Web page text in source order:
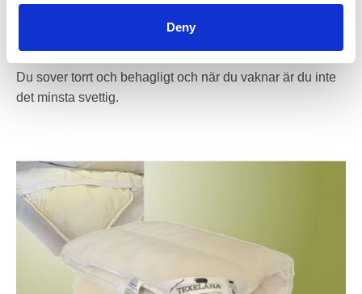
Deny
När du sover transpirerar du 0,25 till 0,5 liter vätska per
natt. Den stora fördelen med en
Du sover torrt och behagligt och när du vaknar är du inte
det minsta svettig.